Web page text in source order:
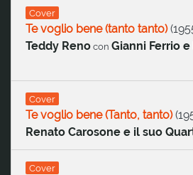
Cover
Te voglio bene (tanto tanto)(
Teddy Reno con Gianni Ferrio
Cover
Te voglio bene (Tanto, tanto)(
Renato Carosone e il suo
Cover